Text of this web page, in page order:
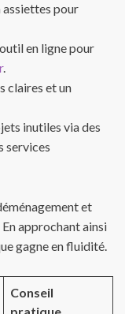
pour
en ligne pour
.
claires et un
inutiles via des
services
et
approchant ainsi
gagne en fluidité.
Conseil